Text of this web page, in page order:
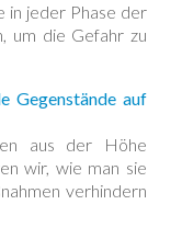
in jeder Phase der
um die Gefahr zu
Gegenstände auf
aus der Höhe
wir, wie man sie
verhindern